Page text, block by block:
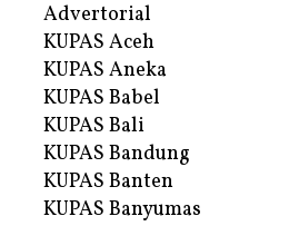
Advertorial
KUPAS Aceh
KUPAS Aneka
KUPAS Babel
KUPAS Bali
KUPAS Bandung
KUPAS Banten
KUPAS Banyumas